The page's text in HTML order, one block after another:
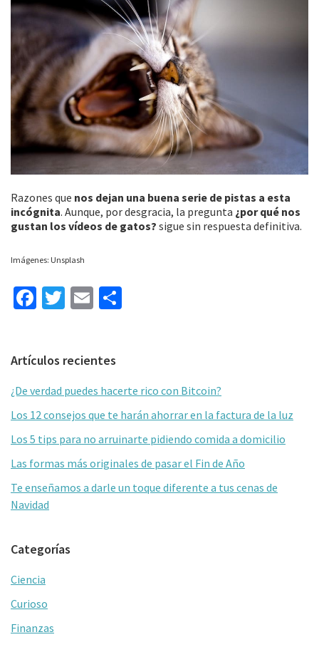
Razones que nos dejan una buena serie de pistas a esta
incógnita. Aunque, por desgracia, la pregunta ¿por qué nos
gustan los vídeos de gatos? sigue sin respuesta definitiva.
Imágenes: Unsplash
Fa
o
o
k
T
er
E
l
ar
tir
Barra
lateral
primaria
Artículos recientes
¿De verdad puedes hacerte rico con Bitcoin?
Los 12 consejos que te harán ahorrar en la factura de la luz
Los 5 tips para no arruinarte pidiendo comida a domicilio
Las formas más originales de pasar el Fin de Año
Te enseñamos a darle un toque diferente a tus cenas de
Navidad
Categorías
Ciencia
Curioso
Finanzas